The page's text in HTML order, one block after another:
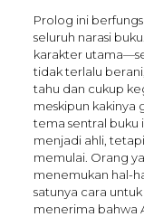
Prolog ini
seluruh narasi
karakter
tidak terlalu
tahu dan cukup
meskipun kakinya
tema sentral buku
menjadi ahli,
memulai. Orang
menemukan hal-
satunya cara
menerima bahwa